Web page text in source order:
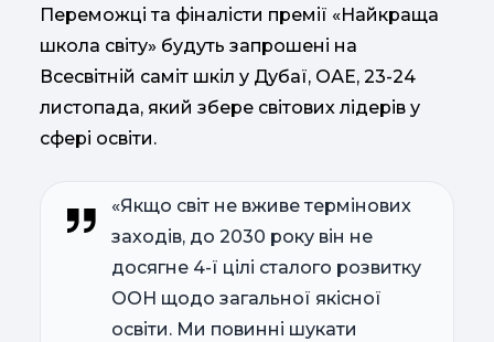
Переможці та фіналісти премії «Найкраща
школа світу» будуть запрошені на
Всесвітній саміт шкіл у Дубаї, ОАЕ, 23-24
листопада, який збере світових лідерів у
сфері освіти.
«Якщо світ не вживе термінових
заходів, до 2030 року він не
досягне 4-ї цілі сталого розвитку
ООН щодо загальної якісної
освіти. Ми повинні шукати